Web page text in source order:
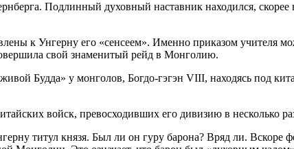
Подлинный духовный наставник находился,
к Унгерну его «сенсеем». Именно приказом учителя
свой знаменитый рейд в Монголию.
Будда» у монголов, Богдо-гэгэн VIII, находясь под
войск, превосходивших его дивизию в несколько
титул князя. Был ли он гуру барона? Вряд ли.